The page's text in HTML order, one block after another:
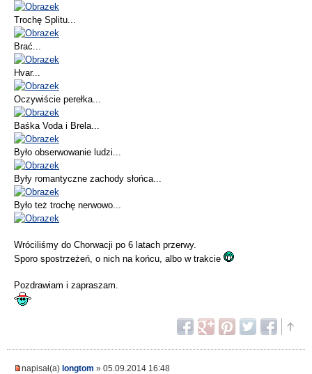
Trochę Splitu...
Brać...
Hvar...
Oczywiście perełka...
Baśka Voda i Brela...
Było obserwowanie ludzi...
Były romantyczne zachody słońca...
Było też trochę nerwowo...
Wróciliśmy do Chorwacji po 6 latach przerwy.
Sporo spostrzeżeń, o nich na końcu, albo w trakcie
Pozdrawiam i zapraszam.
napisał(a) longtom » 05.09.2014 16:48